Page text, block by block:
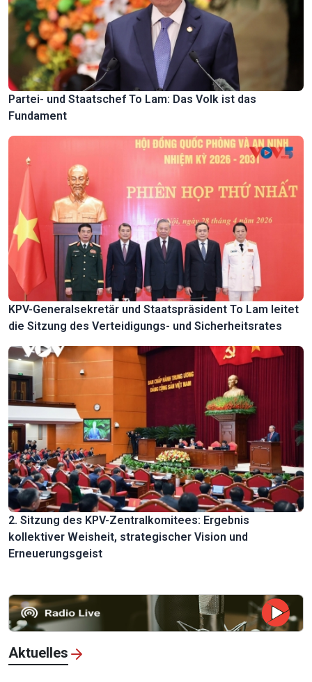
Partei- und Staatschef To Lam: Das Volk ist das
Fundament
KPV-Generalsekretär und Staatspräsident To Lam leitet
die Sitzung des Verteidigungs- und Sicherheitsrates
2. Sitzung des KPV-Zentralkomitees: Ergebnis
kollektiver Weisheit, strategischer Vision und
Erneuerungsgeist
Aktuelles